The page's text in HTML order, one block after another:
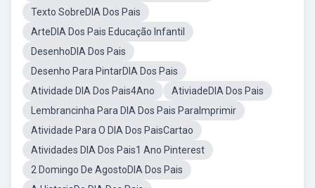
Texto SobreDIA Dos Pais
ArteDIA Dos Pais Educação Infantil
DesenhoDIA Dos Pais
Desenho Para PintarDIA Dos Pais
Atividade DIA Dos Pais4Ano
AtiviadeDIA Dos Pais
Lembrancinha Para DIA Dos Pais ParaImprimir
Atividade Para O DIA Dos PaisCartao
Atividades DIA Dos Pais1 Ano Pinterest
2 Domingo De AgostoDIA Dos Pais